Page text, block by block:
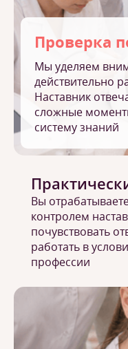
Проверка
Мы уделяем
действительно
Наставник
сложные
систему знаний
Вы
контролем
почувствовать
работать в
профессии